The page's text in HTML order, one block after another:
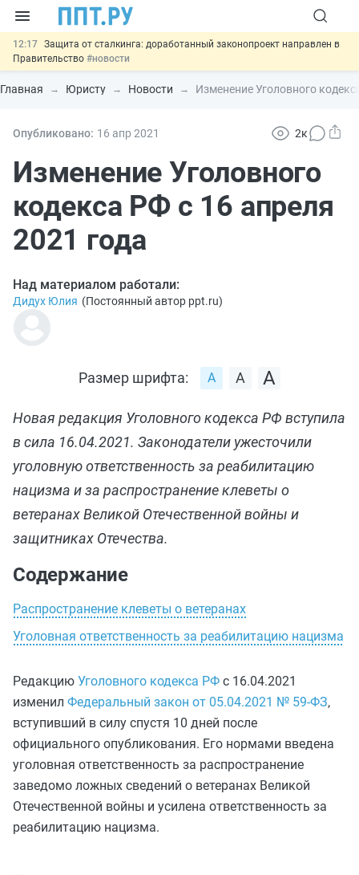
12:17 Защита от сталкинга: доработанный законопроект направлен в
Правительство #новости
11:23 Минпромторг предлагает новые формы сертификата и
декларации о соответствии#новости
00:01
6 августа: важные документы, вступающие в силу сегодня
05.08
Подписан закон об упрощении госзакупок по 44-ФЗ
#новости
Главная Юристу Новости Изменение Уголовного
Опубликовано: 16 апр 2021 2к
Изменение Уголовного
кодекса РФ с 16 апреля
2021 года
Над материалом работали:
Дидух Юлия (Постоянный автор ppt.ru)
Размер шрифта:
Новая редакция Уголовного кодекса РФ вступила
в сила 16.04.2021. Законодатели ужесточили
уголовную ответственность за реабилитацию
нацизма и за распространение клеветы о
ветеранах Великой Отечественной войны и
защитниках Отечества.
Содержание
Распространение клеветы о ветеранах
Уголовная ответственность за реабилитацию нацизма
Редакцию Уголовного кодекса РФ с 16.04.2021
изменил Федеральный закон от 05.04.2021 № 59-ФЗ,
вступивший в силу спустя 10 дней после
официального опубликования. Его нормами введена
уголовная ответственность за распространение
заведомо ложных сведений о ветеранах Великой
Отечественной войны и усилена ответственность за
реабилитацию нацизма.